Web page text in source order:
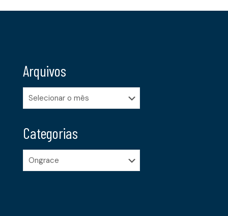
Arquivos
Arquivos
Categorias
Categorias